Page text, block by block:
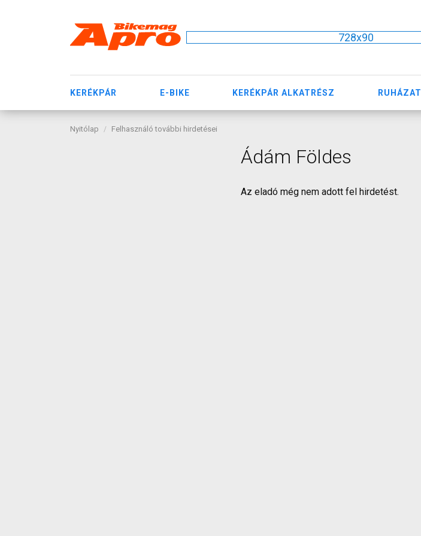
728x90
KERÉKPÁR E-BIKE KERÉKPÁR ALKATRÉSZ RUHÁZAT
Nyitólap Felhasználó további hirdetései
Ádám Földes
Az eladó még nem adott fel hirdetést.